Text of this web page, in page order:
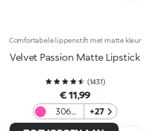
Comfortabele lippenstift met matte kleur
Velvet Passion Matte Lipstick
(1431)
€ 11,99
306
Fuchsia
+27